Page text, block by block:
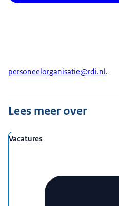
personeelorganisatie@rdi.nl .
Lees meer over
Vacatures